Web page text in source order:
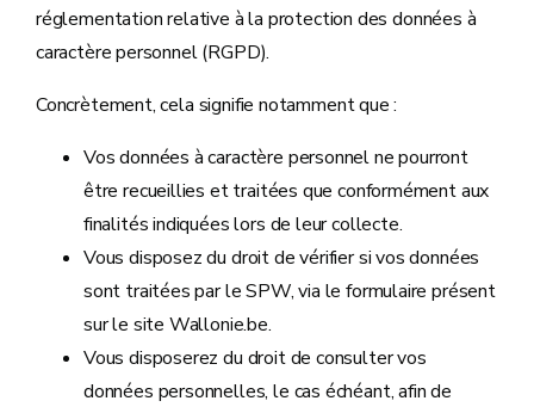
réglementation relative à la protection des données à
caractère personnel (RGPD).
Concrètement, cela signifie notamment que :
Vos données à caractère personnel ne pourront
être recueillies et traitées que conformément aux
finalités indiquées lors de leur collecte.
Vous disposez du droit de vérifier si vos données
sont traitées par le SPW, via le formulaire présent
sur le site Wallonie.be.
Vous disposerez du droit de consulter vos
données personnelles, le cas échéant, afin de